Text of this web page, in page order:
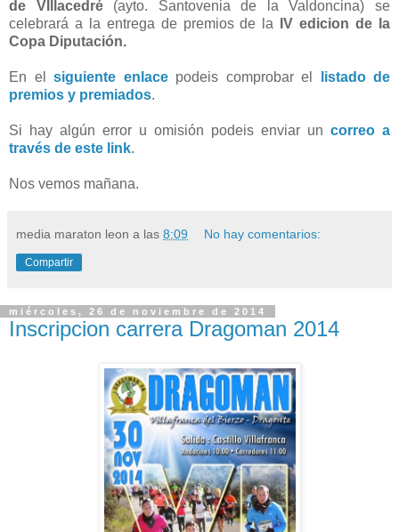
de VIllacedré(ayto. Santovenia de la Valdoncina) se
celebrará a la entrega de premios de la IV edicion de la
Copa Diputación.
En el siguiente enlacepodeis comprobar el
listado de
premios y premiados.
Si hay algún error u omisión podeis enviar un correo a
través de este link.
Nos vemos mañana.
media maraton leon a las 8:09 No hay comentarios:
Compartir
miércoles, 26 de noviembre de 2014
Inscripcion carrera Dragoman 2014